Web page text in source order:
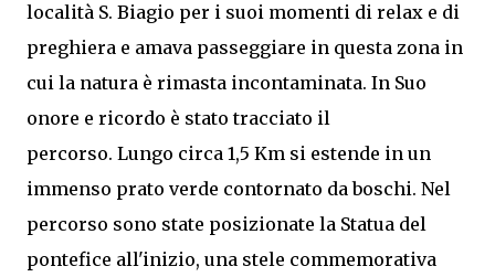
località S. Biagio per i suoi momenti di relax e di
preghiera e amava passeggiare in questa zona in
cui la natura è rimasta incontaminata. In Suo
onore e ricordo è stato tracciato il
percorso. Lungo circa 1,5 Km si estende in un
immenso prato verde contornato da boschi. Nel
percorso sono state posizionate la Statua del
pontefice all'inizio, una stele commemorativa